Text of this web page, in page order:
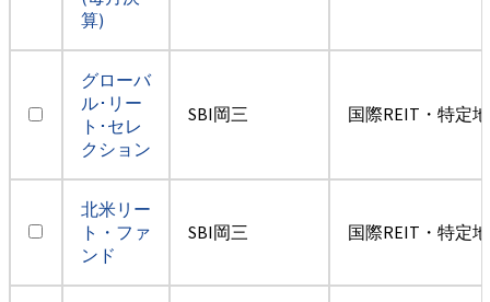
算)
グローバ
ル･リー
ト･セレ
クション
SBI岡三 国際REIT・特定
北米リー
ト・ファ
ンド
SBI岡三 国際REIT・特定